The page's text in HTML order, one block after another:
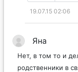
19.07.15 02:06
Яна
Нет, в том то и
родственники в